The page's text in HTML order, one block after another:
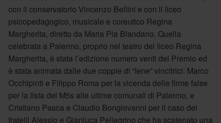
con il conservatorio Vincenzo Bellini e con il liceo
psicopedagogico, musicale e coreutico Regina
Margherita, diretto da Maria Pia Blandano. Quella
celebrata a Palermo, proprio nel teatro del liceo Regina
Margherita, è stata l’edizione numero venti del Premio ed
è stata animata dalle due coppie di “Iene” vincitrici: Marco
Occhipinti e Filippo Roma per la vicenda delle firme false
per la lista del M5s alle ultime comunali di Palermo, e
Cristiano Pasca e Claudio Bongiovanni per il caso dei
fratelli Alessio e Gianluca Pellegrino che ha scatenato una